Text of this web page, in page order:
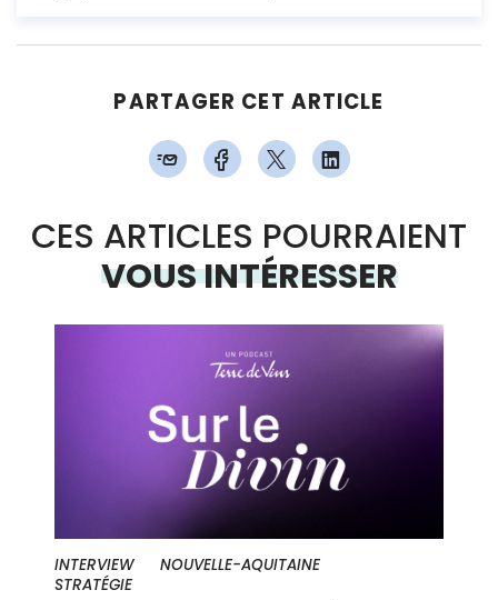
PARTAGER CET ARTICLE
CES ARTICLES POURRAIENT
VOUS INTÉRESSER
INTERVIEW
NOUVELLE-AQUITAINE
STRATÉGIE